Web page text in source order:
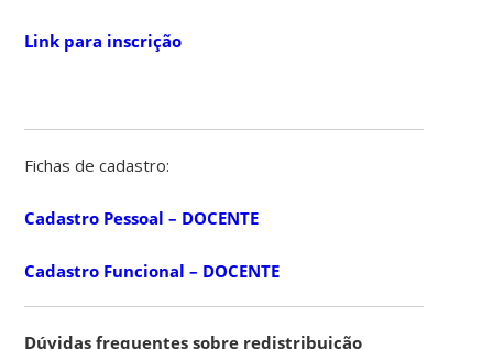
Link para inscrição
Fichas de cadastro:
Cadastro Pessoal – DOCENTE
Cadastro Funcional – DOCENTE
Dúvidas frequentes sobre redistribuição